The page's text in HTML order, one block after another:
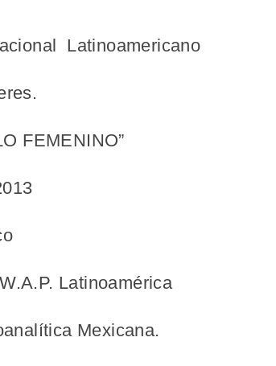
Latinoamericano
FEMENINO”
Latinoamérica
Mexicana.